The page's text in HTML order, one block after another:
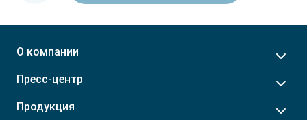
О компании
Пресс-центр
Продукция